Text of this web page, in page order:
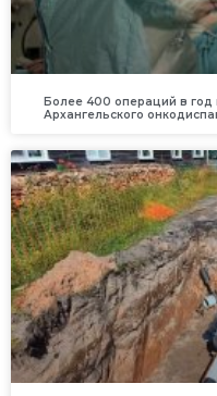
Более 400 операций в год
Архангельского